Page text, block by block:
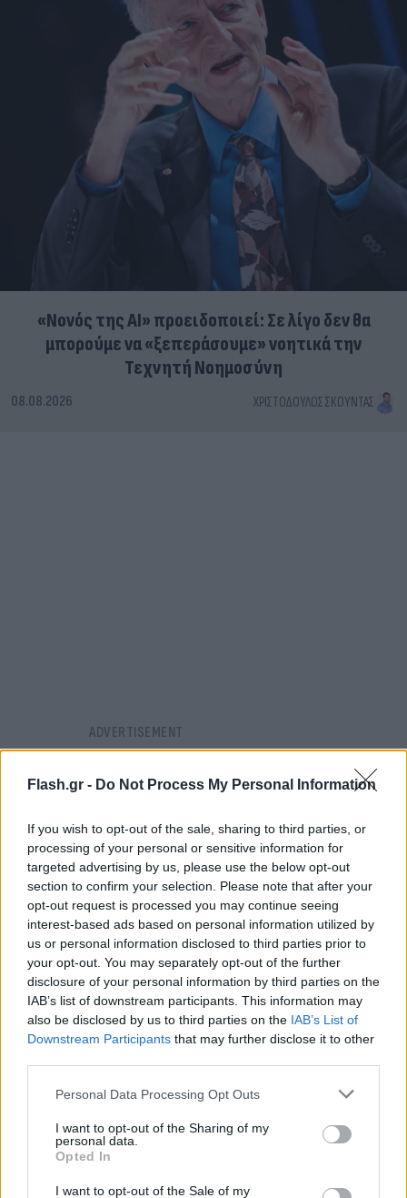
Flash.gr - Do Not Process My Personal Information
If you wish to opt-out of the sale, sharing to third parties, or
processing of your personal or sensitive information for
targeted advertising by us, please use the below opt-out
section to confirm your selection. Please note that after your
opt-out request is processed you may continue seeing
interest-based ads based on personal information utilized by
us or personal information disclosed to third parties prior to
your opt-out. You may separately opt-out of the further
disclosure of your personal information by third parties on the
IAB’s list of downstream participants. This information may
also be disclosed by us to third parties on the IAB’s List of
Downstream Participants that may further disclose it to other
Please note that this website/app uses one or more Google
not limited to your visit or usage behaviour. You may click to
grant or deny consent to Google and its third-party tags to
use your data for below specified purposes in below Google
consent section.
Personal Data Processing Opt Outs
I want to opt-out of the Sharing of my
personal data.
Opted In
I want to opt-out of the Sale of my
«Νονός της AI» προειδοποιεί: Σε λίγο δεν θα
μπορούμε να «ξεπεράσουμε» νοητικά την
Τεχνητή Νοημοσύνη
08.08.2026 ΧΡΙΣΤΌΔΟΥΛΟΣ ΣΚΟΎΝΤΑΣ
FLASH FOCUS